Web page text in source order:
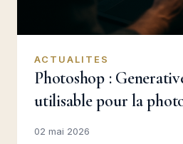
ACTUALITES
Photoshop :
utilisable pour la
02 mai 2026